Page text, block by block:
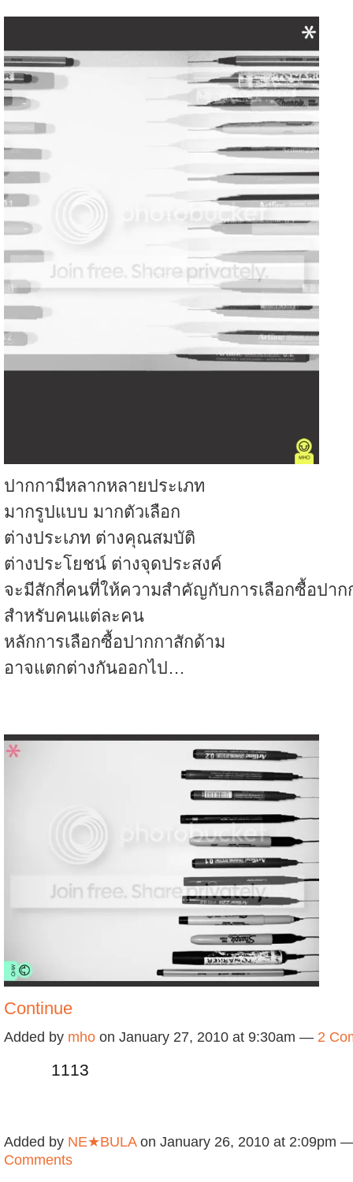
ปากกามีหลากหลายประเภท
มากรูปแบบ มากตัวเลือก
ต่างประเภท ต่างคุณสมบัติ
ต่างประโยชน์ ต่างจุดประสงค์
จะมีสักกี่คนที่ให้ความสำคัญกับการเลือกซื้อปาก
สำหรับคนแต่ละคน
หลักการเลือกซื้อปากกาสักด้าม
อาจแตกต่างกันออกไป…
Continue
Added by mho on January 27, 2010 at 9:30am — 2
1113
Added by NE★BULAon January 26, 2010 at 2:09pm
Comments